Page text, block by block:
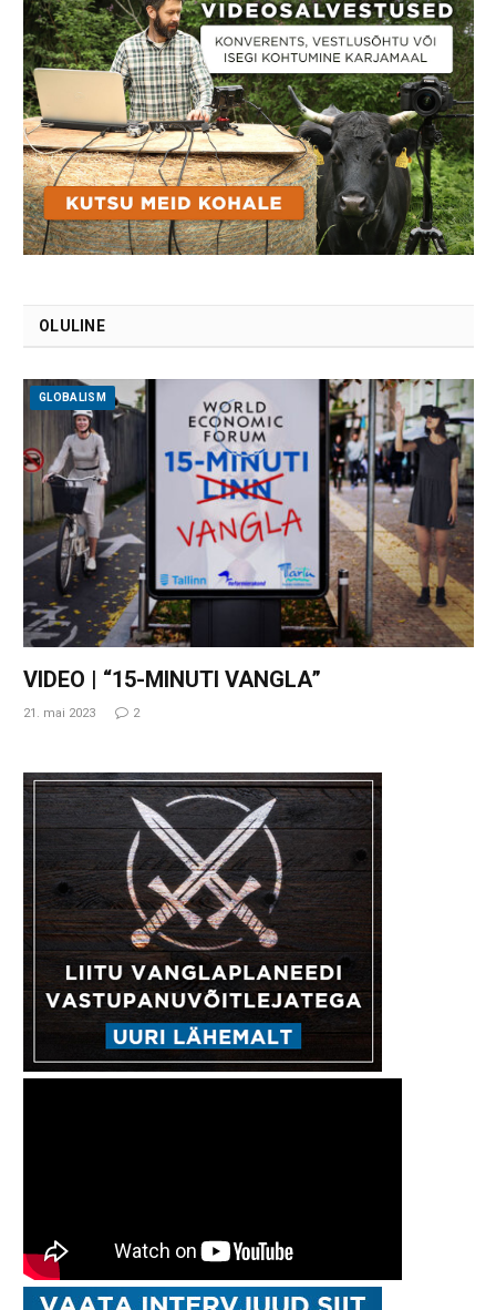
OLULINE
GLOBALISM
VIDEO | “15-MINUTI VANGLA”
21. mai 2023 2